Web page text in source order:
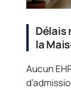
Délais
la
Aucun